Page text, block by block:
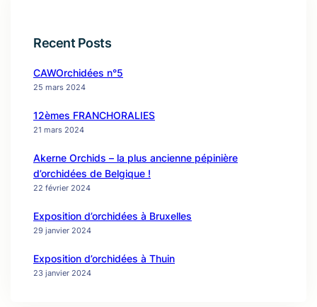
Recent Posts
CAWOrchidées n°5
25 mars 2024
12èmes FRANCHORALIES
21 mars 2024
Akerne Orchids – la plus ancienne pépinière
d’orchidées de Belgique !
22 février 2024
Exposition d’orchidées à Bruxelles
29 janvier 2024
Exposition d’orchidées à Thuin
23 janvier 2024